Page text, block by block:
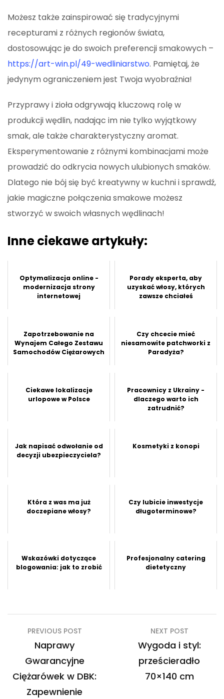
Możesz także zainspirować się tradycyjnymi
recepturami z różnych regionów świata,
dostosowując je do swoich preferencji smakowych –
https://art-win.pl/49-wedliniarstwo. Pamiętaj, że
jedynym ograniczeniem jest Twoja wyobraźnia!
Przyprawy i zioła odgrywają kluczową rolę w
produkcji wędlin, nadając im nie tylko wyjątkowy
smak, ale także charakterystyczny aromat.
Eksperymentowanie z różnymi kombinacjami może
prowadzić do odkrycia nowych ulubionych smaków.
Dlatego nie bój się być kreatywny w kuchni i sprawdź,
jakie magiczne połączenia smakowe możesz
stworzyć w swoich własnych wędlinach!
Inne ciekawe artykuły:
Optymalizacja online -
modernizacja strony
internetowej
Porady eksperta, aby
uzyskać włosy, których
zawsze chciałeś
Zapotrzebowanie na
Wynajem Całego Zestawu
Samochodów Ciężarowych
Czy chcecie mieć
niesamowite patchworki z
Paradyża?
Ciekawe lokalizacje
urlopowe w Polsce
Pracownicy z Ukrainy -
dlaczego warto ich
zatrudnić?
Jak napisać odwołanie od
decyzji ubezpieczyciela?
Kosmetyki z konopi
Która z was ma już
doczepiane włosy?
Czy lubicie inwestycje
długoterminowe?
Wskazówki dotyczące
blogowania: jak to zrobić
Profesjonalny catering
dietetyczny
Nawigacja
wpisu
PREVIOUS POST
Naprawy
Gwarancyjne
Ciężarówek w DBK:
Zapewnienie
NEXT POST
Wygoda i styl:
prześcieradło
70×140 cm